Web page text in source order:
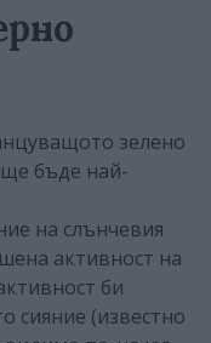
зелено
бъде най-
на слънчевия
активност на
би
сияние (известно